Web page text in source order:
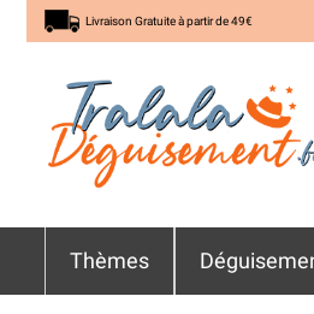
Livraison Gratuite à partir de 49€
Thèmes